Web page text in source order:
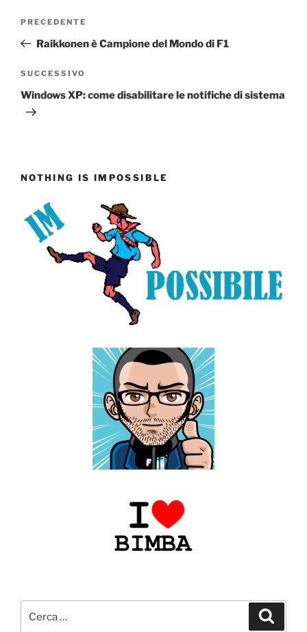
Articolo
precedente:
PRECEDENTE
Raikkonen è Campione del Mondo di F1
Articolo
successivo
SUCCESSIVO
Windows XP: come disabilitare le notifiche di sistema
NOTHING IS IMPOSSIBLE